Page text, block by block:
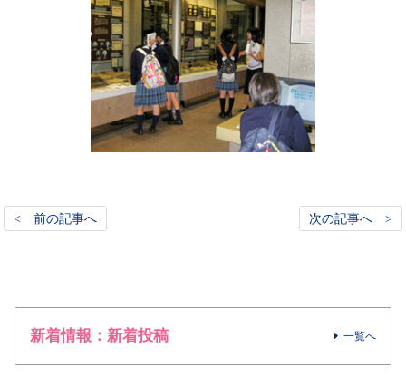
< 前の記事へ 次の記事へ >
新着情報：新着投稿 一覧へ